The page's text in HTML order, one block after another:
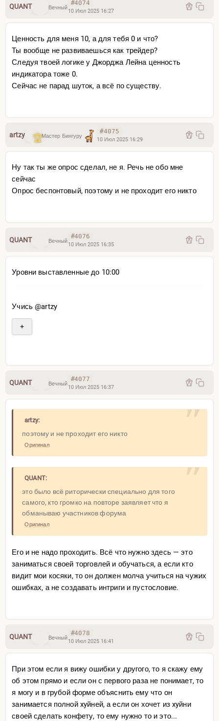
QUANT Вечный
#4074
10 Июл 2025 16:27
Ценность для меня 10, а для тебя 0 и что?
Ты вообще не развиваешься как трейдер?
Следуя твоей логике у Джорджа Лейна ценность
индикатора тоже 0.
Сейчас не парад шуток, а всё по существу.
artzy Мастер Бингуру
#4075
10 Июл 2025 16:29
Ну так ты же опрос сделал, не я. Речь не обо мне
сейчас
Опрос беспонтовый, поэтому и не проходит его никто
QUANT Вечный
#4076
10 Июл 2025 16:35
Уровни выставленные до 10:00
Учись @artzy
+
QUANT Вечный
#4077
10 Июл 2025 16:37
artzy:
поэтому и не проходит его никто
Оригинал
QUANT:
это было всё риторически специально для того
самого, кто громко на повторе заявляет что я
обманываю участников форума
Оригинал
Его и не надо проходить. Всё что нужно здесь — это
заниматься своей торговлей и обучаться, а если кто
видит мои косяки, то он должен молча учиться на чужих
ошибках, а не создавать интриги и пустословие.
QUANT Вечный
#4078
10 Июл 2025 16:41
При этом если я вижу ошибки у другого, то я скажу ему
об этом прямо и если он с первого раза не понимает, то
я могу и в грубой форме объяснить ему что он
занимается полной xyйней, а если он хочет из xyйни
своей сделать конфету, то ему нужно то и это...